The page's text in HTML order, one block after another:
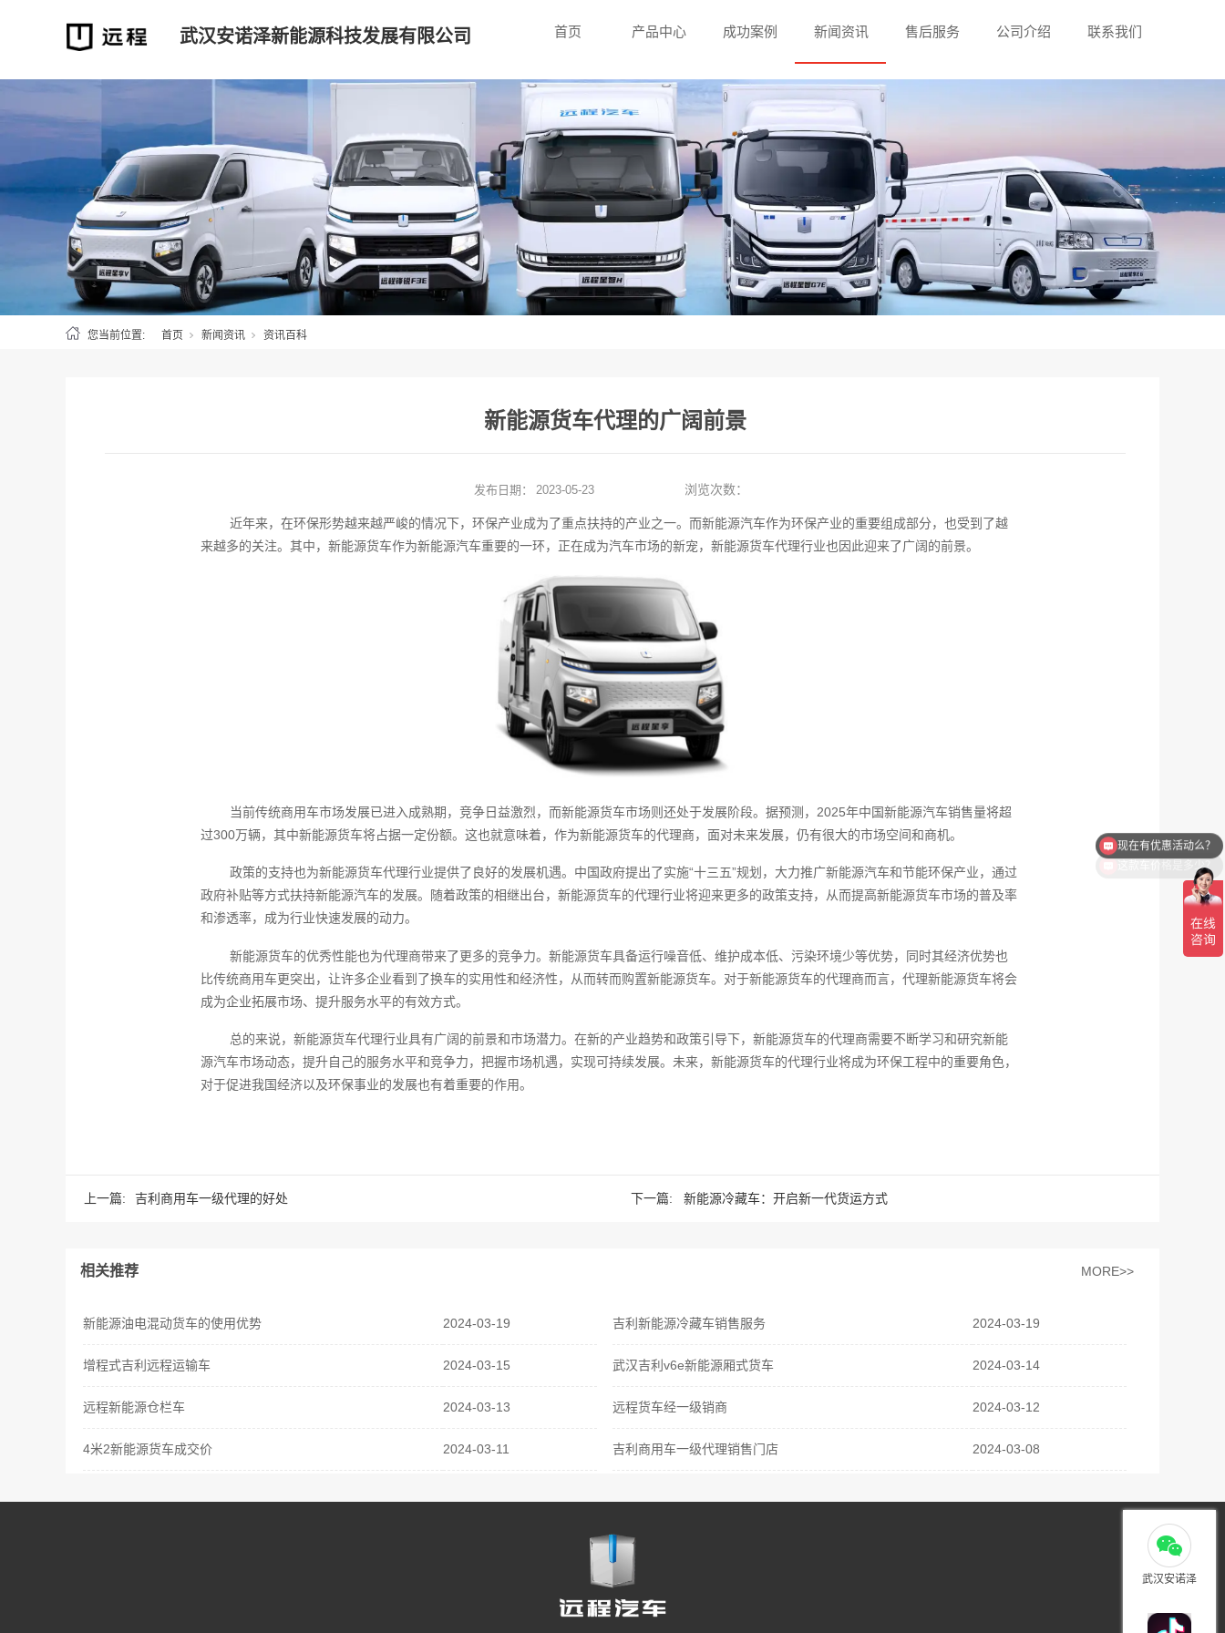
武汉安诺泽新能源科技发展有限公司 首页 产品中心 成功案例 新闻资讯 售后服务 公司介绍 联系我们
您当前位置: 首页 新闻资讯 资讯百科
新能源货车代理的广阔前景
发布日期： 2023-05-23 浏览次数：
近年来，在环保形势越来越严峻的情况下，环保产业成为了重点扶持的产业之一。而新能源汽车作为环保产业的重要组成部分，也受到了越
来越多的关注。其中，新能源货车作为新能源汽车重要的一环，正在成为汽车市场的新宠，新能源货车代理行业也因此迎来了广阔的前景。
当前传统商用车市场发展已进入成熟期，竞争日益激烈，而新能源货车市场则还处于发展阶段。据预测，2025年中国新能源汽车销售量将超
过300万辆，其中新能源货车将占据一定份额。这也就意味着，作为新能源货车的代理商，面对未来发展，仍有很大的市场空间和商机。
政策的支持也为新能源货车代理行业提供了良好的发展机遇。中国政府提出了实施“十三五”规划，大力推广新能源汽车和节能环保产业，通过
政府补贴等方式扶持新能源汽车的发展。随着政策的相继出台，新能源货车的代理行业将迎来更多的政策支持，从而提高新能源货车市场的普及率
和渗透率，成为行业快速发展的动力。
新能源货车的优秀性能也为代理商带来了更多的竞争力。新能源货车具备运行噪音低、维护成本低、污染环境少等优势，同时其经济优势也
比传统商用车更突出，让许多企业看到了换车的实用性和经济性，从而转而购置新能源货车。对于新能源货车的代理商而言，代理新能源货车将会
成为企业拓展市场、提升服务水平的有效方式。
总的来说，新能源货车代理行业具有广阔的前景和市场潜力。在新的产业趋势和政策引导下，新能源货车的代理商需要不断学习和研究新能
源汽车市场动态，提升自己的服务水平和竞争力，把握市场机遇，实现可持续发展。未来，新能源货车的代理行业将成为环保工程中的重要角色，
对于促进我国经济以及环保事业的发展也有着重要的作用。
上一篇: 吉利商用车一级代理的好处 下一篇: 新能源冷藏车：开启新一代货运方式
相关推荐 MORE>>
新能源油电混动货车的使用优势 2024-03-19 吉利新能源冷藏车销售服务 2024-03-19
增程式吉利远程运输车 2024-03-15 武汉吉利v6e新能源厢式货车 2024-03-14
远程新能源仓栏车 2024-03-13 远程货车经一级销商 2024-03-12
4米2新能源货车成交价 2024-03-11 吉利商用车一级代理销售门店 2024-03-08
武汉安诺泽
这款车价格是多少？